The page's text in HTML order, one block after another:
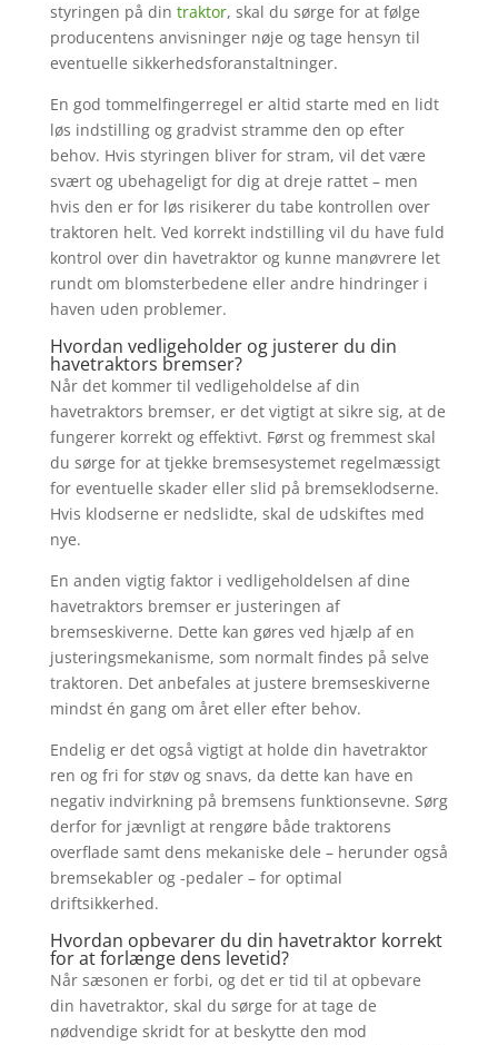
styringen på din traktor, skal du sørge for at følge
producentens anvisninger nøje og tage hensyn til
eventuelle sikkerhedsforanstaltninger.
En god tommelfingerregel er altid starte med en lidt
løs indstilling og gradvist stramme den op efter
behov. Hvis styringen bliver for stram, vil det være
svært og ubehageligt for dig at dreje rattet – men
hvis den er for løs risikerer du tabe kontrollen over
traktoren helt. Ved korrekt indstilling vil du have fuld
kontrol over din havetraktor og kunne manøvrere let
rundt om blomsterbedene eller andre hindringer i
haven uden problemer.
Hvordan vedligeholder og justerer du din
havetraktors bremser?
Når det kommer til vedligeholdelse af din
havetraktors bremser, er det vigtigt at sikre sig, at de
fungerer korrekt og effektivt. Først og fremmest skal
du sørge for at tjekke bremsesystemet regelmæssigt
for eventuelle skader eller slid på bremseklodserne.
Hvis klodserne er nedslidte, skal de udskiftes med
nye.
En anden vigtig faktor i vedligeholdelsen af dine
havetraktors bremser er justeringen af
bremseskiverne. Dette kan gøres ved hjælp af en
justeringsmekanisme, som normalt findes på selve
traktoren. Det anbefales at justere bremseskiverne
mindst én gang om året eller efter behov.
Endelig er det også vigtigt at holde din havetraktor
ren og fri for støv og snavs, da dette kan have en
negativ indvirkning på bremsens funktionsevne. Sørg
derfor for jævnligt at rengøre både traktorens
overflade samt dens mekaniske dele – herunder også
bremsekabler og -pedaler – for optimal
driftsikkerhed.
Hvordan opbevarer du din havetraktor korrekt
for at forlænge dens levetid?
Når sæsonen er forbi, og det er tid til at opbevare
din havetraktor, skal du sørge for at tage de
nødvendige skridt for at beskytte den mod